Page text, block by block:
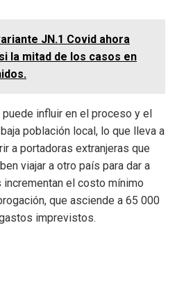
JN.1 Covid ahora
la mitad de los casos en
influir en el proceso y el
población local, lo que lleva a
a portadoras extranjeras que
viajar a otro país para dar a
el costo mínimo
que asciende a 65 000
imprevistos.